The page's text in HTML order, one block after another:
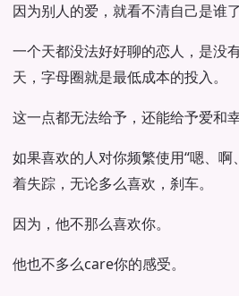
因为别人的爱，就看不清自己是谁
一个天都没法好好聊的恋人，是没
天，字母圈就是最低成本的投入。
这一点都无法给予，还能给予爱和
如果喜欢的人对你频繁使用“嗯、啊
着失踪，无论多么喜欢，刹车。
因为，他不那么喜欢你。
他也不多么care你的感受。